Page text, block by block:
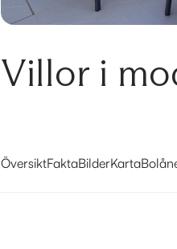
Villor i
ÖversiktFaktaBilderKarta